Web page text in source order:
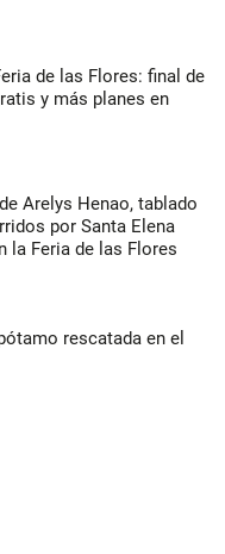
de las Flores: final de
y más planes en
Arelys Henao, tablado
por Santa Elena
la Feria de las Flores
rescatada en el